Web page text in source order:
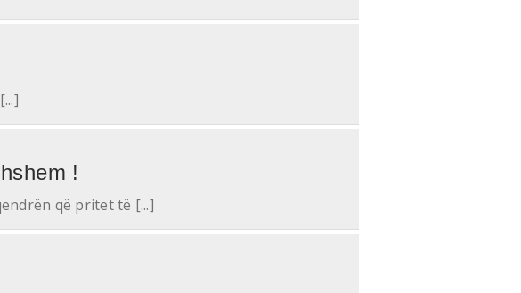
!
që pritet të [...]